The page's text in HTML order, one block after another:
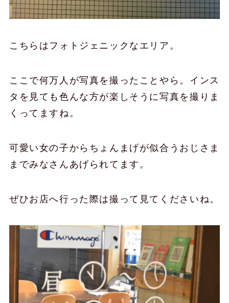
こちらはフォトジェニックなエリア。
ここで何万人が写真を撮ったことやら。インス
タを見ても色んな方が楽しそうに写真を撮りま
くってますね。
可愛い女の子からちょんまげが似合うおじさま
までみなさんあげられてます。
ぜひお店へ行った際は撮って見てくださいね。